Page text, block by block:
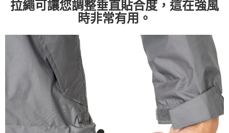
拉繩可讓您調整垂直貼合度，這在強風
時非常有用。